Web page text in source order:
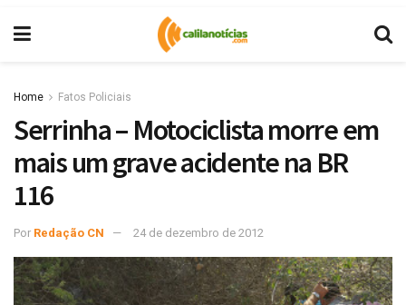
Home Fatos Policiais
Serrinha – Motociclista morre em
mais um grave acidente na BR
116
Por Redação CN 24 de dezembro de 2012